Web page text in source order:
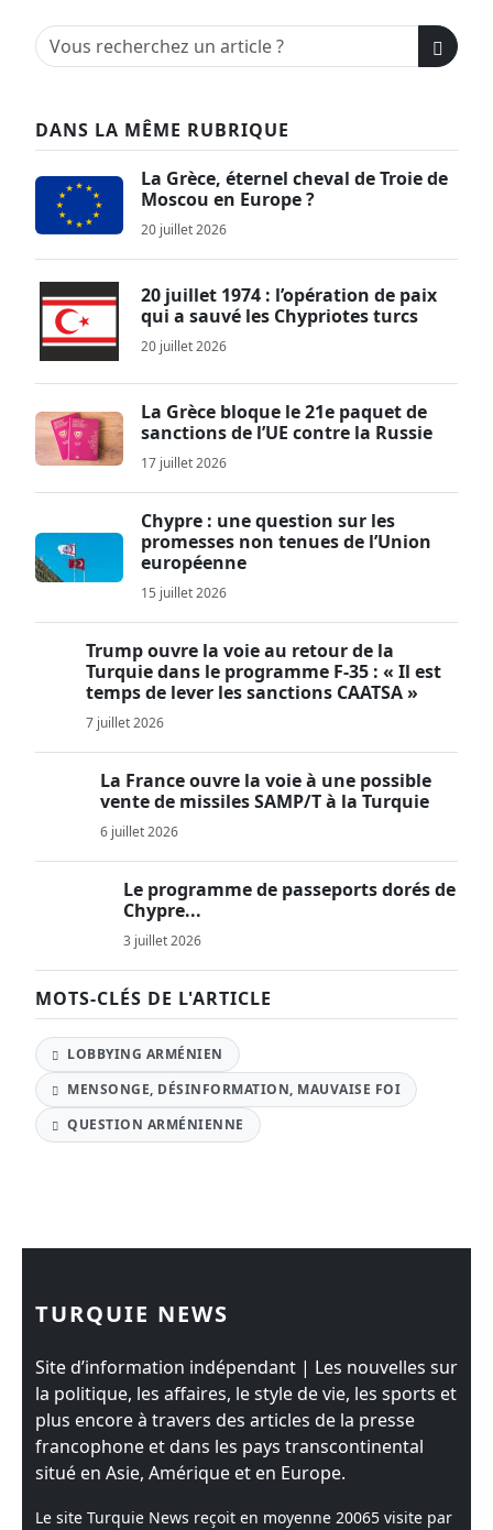
DANS LA MÊME RUBRIQUE
La Grèce, éternel cheval de Troie de
Moscou en Europe ?
20 juillet 2026
20 juillet 1974 : l’opération de paix
qui a sauvé les Chypriotes turcs
20 juillet 2026
La Grèce bloque le 21e paquet de
sanctions de l’UE contre la Russie
17 juillet 2026
Chypre : une question sur les
promesses non tenues de l’Union
européenne
15 juillet 2026
Trump ouvre la voie au retour de la
Turquie dans le programme F-35 : « Il est
temps de lever les sanctions CAATSA »
7 juillet 2026
La France ouvre la voie à une possible
vente de missiles SAMP/T à la Turquie
6 juillet 2026
Le programme de passeports dorés de
Chypre...
3 juillet 2026
MOTS-CLÉS DE L'ARTICLE
LOBBYING ARMÉNIEN
MENSONGE, DÉSINFORMATION, MAUVAISE FOI
QUESTION ARMÉNIENNE
TURQUIE NEWS
Site d’information indépendant | Les nouvelles sur
la politique, les affaires, le style de vie, les sports et
plus encore à travers des articles de la presse
francophone et dans les pays transcontinental
situé en Asie, Amérique et en Europe.
Le site Turquie News reçoit en moyenne 20065 visite par